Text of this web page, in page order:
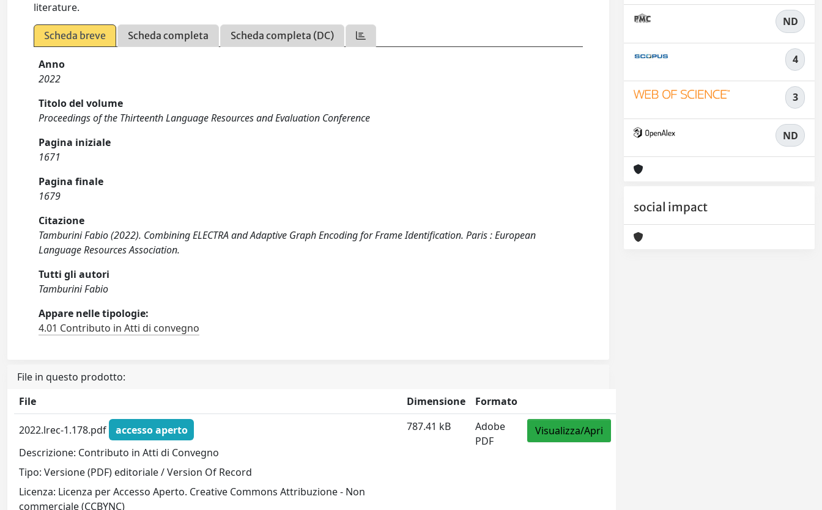
literature.
Scheda breve Scheda completa Scheda completa (DC)
Anno
2022
Titolo del volume
Proceedings of the Thirteenth Language Resources and Evaluation Conference
Pagina iniziale
1671
Pagina finale
1679
Citazione
Tamburini Fabio (2022). Combining ELECTRA and Adaptive Graph Encoding for Frame Identification. Paris : European
Language Resources Association.
Tutti gli autori
Tamburini Fabio
Appare nelle tipologie:
4.01 Contributo in Atti di convegno
File in questo prodotto:
File
Dimensione Formato
2022.lrec-1.178.pdf
accesso aperto
Descrizione: Contributo in Atti di Convegno
Tipo: Versione (PDF) editoriale / Version Of Record
Licenza: Licenza per Accesso Aperto. Creative Commons Attribuzione - Non
commerciale (CCBYNC)
787.41 kB
Adobe
PDF
Visualizza/Apri
ND
4
3
ND
social impact